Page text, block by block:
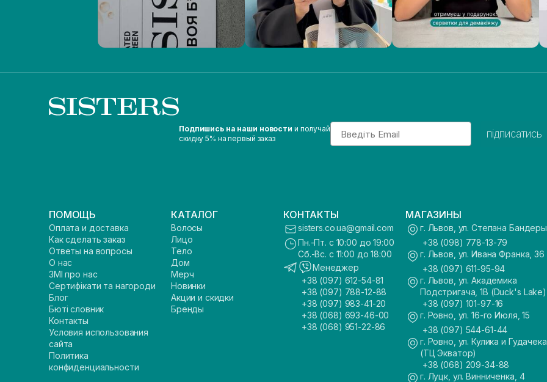
Подпишись на наши новости и получай
скидку 5% на первый заказ
Email
підписатись
ПОМОЩЬ
Оплата и доставка
Как сделать заказ
Ответы на вопросы
О нас
ЗМІ про нас
Сертифікати та нагороди
Блог
Бюті словник
Контакты
Условия использования
сайта
Политика
конфиденциальности
КАТАЛОГ
Волосы
Лицо
Тело
Дом
Мерч
Новинки
Акции и скидки
Бренды
КОНТАКТЫ
sisters.co.ua@gmail.com
Пн.-Пт. с 10:00 до 19:00
Сб.-Вс. с 11:00 до 18:00
Менеджер
+38 (097) 612-54-81
+38 (097) 788-12-88
+38 (097) 983-41-20
+38 (068) 693-46-00
+38 (068) 951-22-86
МАГАЗИНЫ
г. Львов, ул. Степана
+38 (098) 778-13-79
г. Львов, ул. Ивана Франка, 36
+38 (097) 611-95-94
г. Львов, ул. Академика
Подстригача, 1В (Duck's Lake)
+38 (097) 101-97-16
г. Ровно, ул. 16-го Июля, 15
+38 (097) 544-61-44
г. Ровно, ул. Кулика и
(ТЦ Экватор)
+38 (068) 209-34-88
г. Луцк, ул. Винниченка, 4